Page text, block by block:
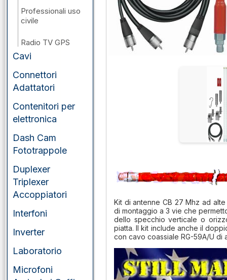
Professionali uso
civile
Radio TV GPS
base
portatili
veicolari
Cavi
Connettori
Adattatori
Contenitori per
elettronica
Dash Cam
Fototrappole
Duplexer
Triplexer
Accoppiatori
Interfoni
Inverter
Laboratorio
Microfoni
Kit di antenne CB 27 Mhz ad
di montaggio a 3 vie che
dello specchio verticale o
piatta. Il kit include anche il
con cavo coassiale RG-59A/U di